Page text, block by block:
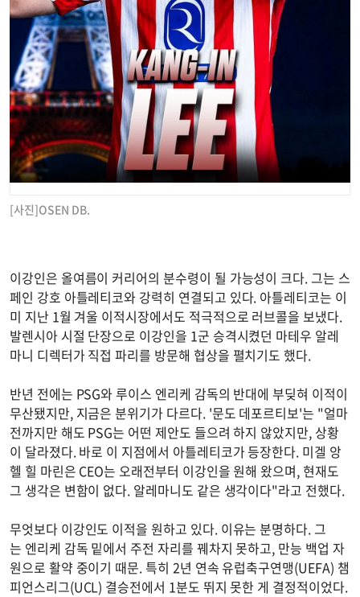
[사진]OSEN DB.
이강인은 올여름이 커리어의 분수령이 될 가능성이 크다. 그는 스
페인 강호 아틀레티코와 강력히 연결되고 있다. 아틀레티코는 이
미 지난 1월 겨울 이적시장에서도 적극적으로 러브콜을 보냈다.
발렌시아 시절 단장으로 이강인을 1군 승격시켰던 마테우 알레
마니 디렉터가 직접 파리를 방문해 협상을 펼치기도 했다.
반년 전에는 PSG와 루이스 엔리케 감독의 반대에 부딪혀 이적이
무산됐지만, 지금은 분위기가 다르다. '문도 데포르티보'는 "얼마
전까지만 해도 PSG는 어떤 제안도 들으려 하지 않았지만, 상황
이 달라졌다. 바로 이 지점에서 아틀레티코가 등장한다. 미겔 앙
헬 힐 마린은 CEO는 오래전부터 이강인을 원해 왔으며, 현재도
그 생각은 변함이 없다. 알레마니도 같은 생각이다"라고 전했다.
무엇보다 이강인도 이적을 원하고 있다. 이유는 분명하다. 그
는 엔리케 감독 밑에서 주전 자리를 꿰차지 못하고, 만능 백업 자
원으로 활약 중이기 때문. 특히 2년 연속 유럽축구연맹(UEFA) 챔
피언스리그(UCL) 결승전에서 1분도 뛰지 못한 게 결정적이었다.